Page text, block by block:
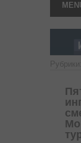
Рубрики: